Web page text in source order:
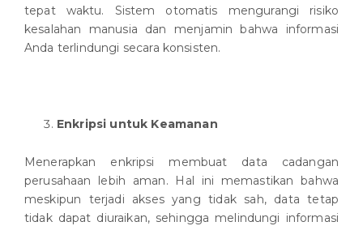
tepat waktu. Sistem otomatis mengurangi risiko
kesalahan manusia dan menjamin bahwa informasi
Anda terlindungi secara konsisten.
Enkripsi untuk Keamanan
Menerapkan enkripsi membuat data cadangan
perusahaan lebih aman. Hal ini memastikan bahwa
meskipun terjadi akses yang tidak sah, data tetap
tidak dapat diuraikan, sehingga melindungi informasi